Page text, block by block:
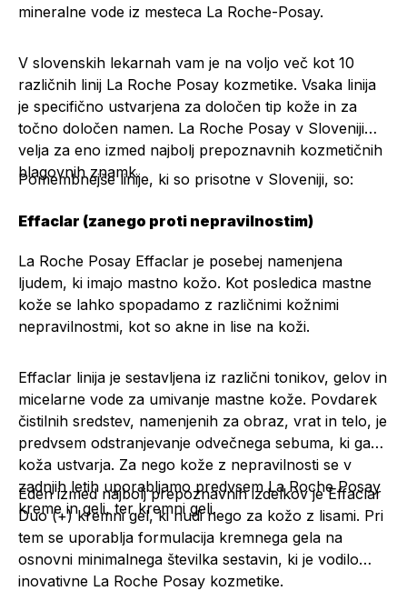
mineralne vode iz mesteca La Roche-Posay.
V slovenskih lekarnah vam je na voljo več kot 10
različnih linij La Roche Posay kozmetike. Vsaka linija
je specifično ustvarjena za določen tip kože in za
točno določen namen. La Roche Posay v Sloveniji
velja za eno izmed najbolj prepoznavnih kozmetičnih
blagovnih znamk.
Pomembnejše linije, ki so prisotne v Sloveniji, so:
Effaclar (zanego proti nepravilnostim)
La Roche Posay Effaclar je posebej namenjena
ljudem, ki imajo mastno kožo. Kot posledica mastne
kože se lahko spopadamo z različnimi kožnimi
nepravilnostmi, kot so akne in lise na koži.
Effaclar linija je sestavljena iz različni tonikov, gelov in
micelarne vode za umivanje mastne kože. Povdarek
čistilnih sredstev, namenjenih za obraz, vrat in telo, je
predvsem odstranjevanje odvečnega sebuma, ki ga
koža ustvarja. Za nego kože z nepravilnosti se v
zadnjih letih uporabljamo predvsem La Roche Posay
kreme in geli, ter kremni geli.
Eden izmed najbolj prepoznavnih izdelkov jeEffaclar
Duo (+) kremni gel, ki nudi nego za kožo z lisami. Pri
tem se uporablja formulacija kremnega gela na
osnovni minimalnega številka sestavin, ki je vodilo
inovativne La Roche Posay kozmetike.